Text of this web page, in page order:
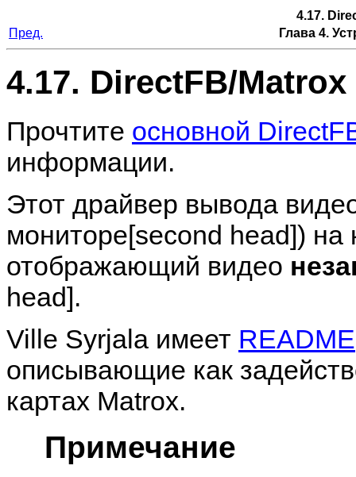
4.17.
Пред.
Глава 4.
4.17. DirectFB/
Прочтите основной
информации.
Этот драйвер вывода
мониторе[second head]) на
отображающий видео
head].
Ville Syrjala имеет README
описывающие как
картах Matrox.
Примечание